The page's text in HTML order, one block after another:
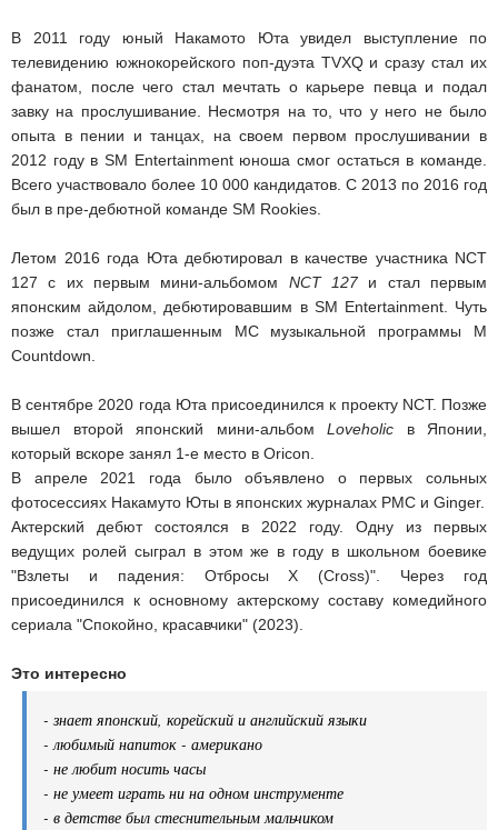
В 2011 году юный Накамото Юта увидел выступление по
телевидению южнокорейского поп-дуэта TVXQ и сразу стал их
фанатом, после чего стал мечтать о карьере певца и подал
завку на прослушивание. Несмотря на то, что у него не было
опыта в пении и танцах, на своем первом прослушивании в
2012 году в SM Entertainment юноша смог остаться в команде.
Всего участвовало более 10 000 кандидатов. С 2013 по 2016 год
был в пре-дебютной команде SM Rookies.
Летом 2016 года Юта дебютировал в качестве участника NCT
127 с их первым мини-альбомом NCT 127и стал первым
японским айдолом, дебютировавшим в SM Entertainment. Чуть
позже стал приглашенным МС музыкальной программы M
Countdown.
В сентябре 2020 года Юта присоединился к проекту NCT. Позже
вышел второй японский мини-альбом Loveholic в Японии,
который вскоре занял 1-е место в Oricon.
В апреле 2021 года было объявлено о первых сольных
фотосессиях Накамуто Юты в японских журналах PMC и Ginger.
Актерский дебют состоялся в 2022 году. Одну из первых
ведущих ролей сыграл в этом же в году в школьном боевике
"Взлеты и падения: Отбросы X (Cross)". Через год
присоединился к основному актерскому составу комедийного
сериала "Спокойно, красавчики" (2023).
Это интересно
- знает японский, корейский и английский языки
- любимый напиток - американо
- не любит носить часы
- не умеет играть ни на одном инструменте
- в детстве был стеснительным мальчиком